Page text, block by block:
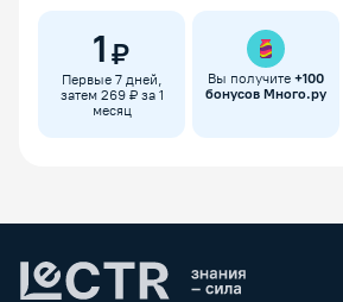
1 ₽
Первые 7 дней,
затем 269 ₽ за 1
месяц
Вы получите +100
бонусов Много.ру